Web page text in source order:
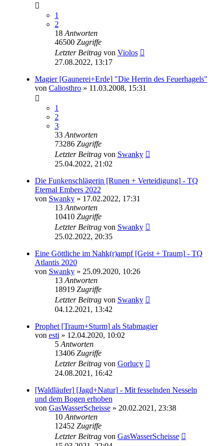
1
2
18 Antworten
46500 Zugriffe
Letzter Beitrag von Violos
27.08.2022, 13:17
Magier [Gaunerei+Erde] "Die Herrin des Feuerhagels"
von Caliosthro» 11.03.2008, 15:31
1
2
3
33 Antworten
73286 Zugriffe
Letzter Beitrag von Swanky
25.04.2022, 21:02
Die Funkenschlägerin [Runen + Verteidigung] - TQ
Eternal Embers 2022
von Swanky» 17.02.2022, 17:31
13 Antworten
10410 Zugriffe
Letzter Beitrag von Swanky
25.02.2022, 20:35
Eine Göttliche im Nahk(r)ampf [Geist + Traum] - TQ
Atlantis 2020
von Swanky» 25.09.2020, 10:26
13 Antworten
18919 Zugriffe
Letzter Beitrag von Swanky
04.12.2021, 13:42
Prophet [Traum+Sturm] als Stabmagier
von esti » 12.04.2020, 10:02
5 Antworten
13406 Zugriffe
Letzter Beitrag von Gorlucy
24.08.2021, 16:42
[Waldläufer] [Jagd+Natur] - Mit fesselnden Nesseln
und dem Bogen erhoben
von GasWasserScheisse» 20.02.2021, 23:38
10 Antworten
12452 Zugriffe
Letzter Beitrag von GasWasserScheisse